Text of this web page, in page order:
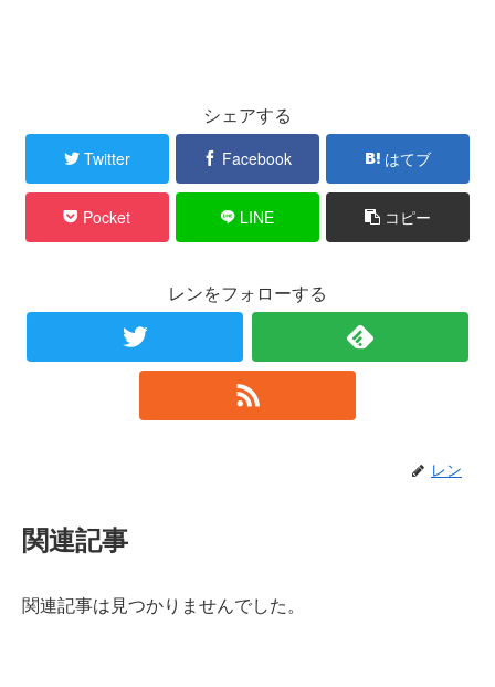
シェアする
Twitter Facebook はてブ
Pocket LINE コピー
レンをフォローする
レン
関連記事
関連記事は見つかりませんでした。